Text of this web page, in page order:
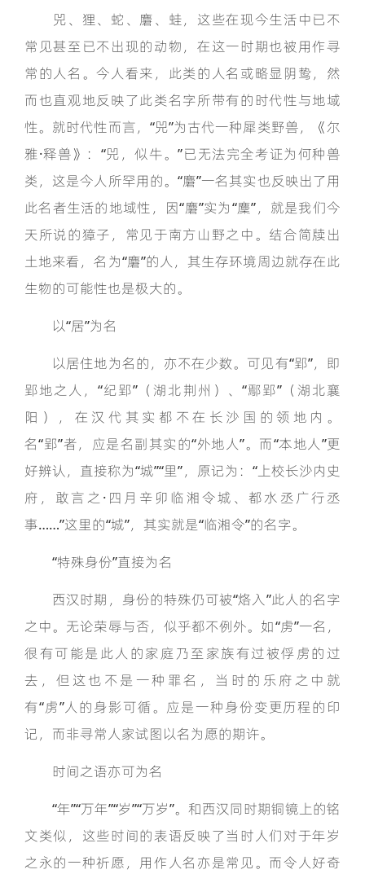
兕、狸、蛇、麏、蛙，这些在现今生活中已不
常见甚至已不出现的动物，在这一时期也被用作寻
常的人名。今人看来，此类的人名或略显阴鸷，然
而也直观地反映了此类名字所带有的时代性与地域
性。就时代性而言，“兕”为古代一种犀类野兽，《尔
雅·释兽》：“兕，似牛。”已无法完全考证为何种兽
类，这是今人所罕用的。“麏”一名其实也反映出了用
此名者生活的地域性，因“麏”实为“麇”，就是我们今
天所说的獐子，常见于南方山野之中。结合简牍出
土地来看，名为“麏”的人，其生存环境周边就存在此
生物的可能性也是极大的。
以“居”为名
以居住地为名的，亦不在少数。可见有“郢”，即
郢地之人，“纪郢”（湖北荆州）、“鄢郢”（湖北襄
阳），在汉代其实都不在长沙国的领地内。
名“郢”者，应是名副其实的“外地人”。而“本地人”更
好辨认，直接称为“城”“里”，原记为：“上校长沙内史
府，敢言之·四月辛卯临湘令城、都水丞广行丞
事……”这里的“城”，其实就是“临湘令”的名字。
“特殊身份”直接为名
西汉时期，身份的特殊仍可被“烙入”此人的名字
之中。无论荣辱与否，似乎都不例外。如“虏”一名，
很有可能是此人的家庭乃至家族有过被俘虏的过
去，但这也不是一种罪名，当时的乐府之中就
有“虏”人的身影可循。应是一种身份变更历程的印
记，而非寻常人家试图以名为愿的期许。
时间之语亦可为名
“年”“万年”“岁”“万岁”。和西汉同时期铜镜上的铭
文类似，这些时间的表语反映了当时人们对于年岁
之永的一种祈愿，用作人名亦是常见。而令人好奇